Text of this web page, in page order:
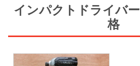
インパクトドライバー
格